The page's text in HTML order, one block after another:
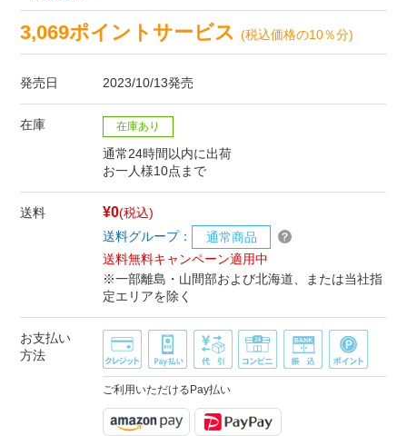
3,069ポイントサービス(税込価格の10％分)
発売日 2023/10/13発売
在庫 在庫あり
通常24時間以内に出荷
お一人様10点まで
送料 ¥0(税込)
送料グループ：
通常商品
送料無料キャンペーン適用中
※一部離島・山間部および北海道、または当社指
定エリアを除く
お支払い
方法
ご利用いただけるPay払い